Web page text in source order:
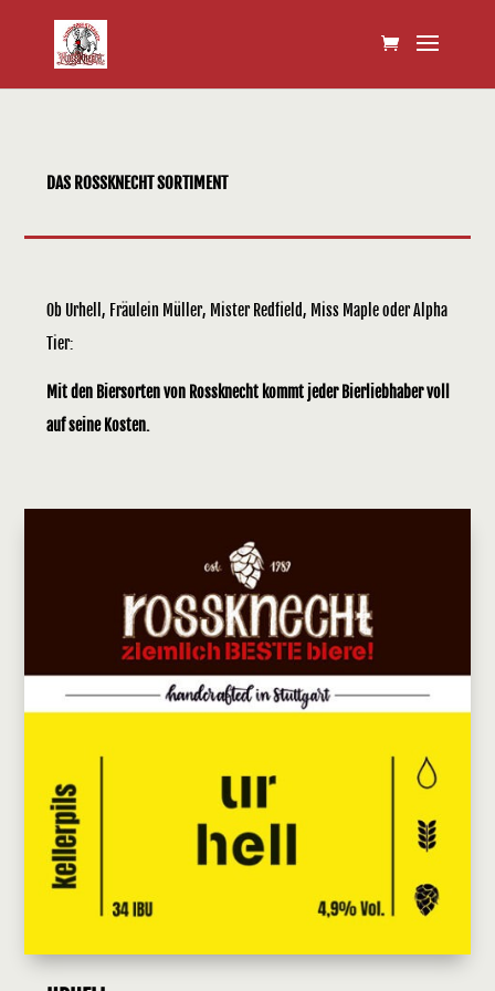
DAS ROSSKNECHT SORTIMENT
Ob Urhell, Fräulein Müller, Mister Redfield, Miss Maple oder Alpha
Tier:
Mit den Biersorten von Rossknecht kommt jeder Bierliebhaber voll
auf seine Kosten.